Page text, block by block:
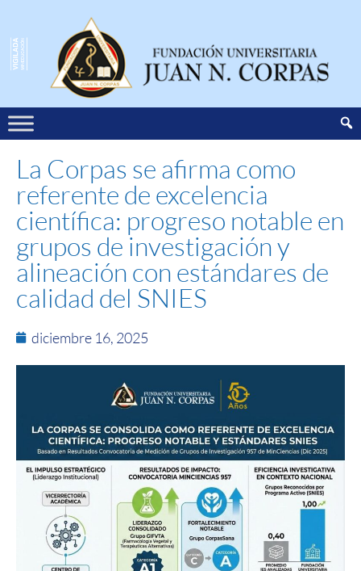
La Corpas se afirma como
referente de excelencia
científica: progreso notable en
grupos de investigación y
alineación con estándares de
calidad del SNIES
diciembre 16, 2025